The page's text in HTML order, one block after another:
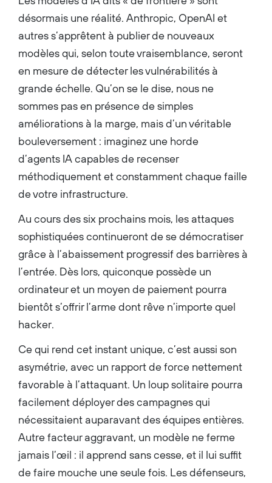
that, Mr. Arora spent ten
years at Google, Inc. as a
senior executive, where he
was senior vice president and
chief business officer,
president of global sales
operations and business
development, and president of
Europe, the Middle East and
Africa. His career also
includes serving as chief
marketing officer for the T-
Mobile International Division
of Deutsche Telekom AG, and
chief executive officer and
founder of T-Motion PLC,
which merged with T-Mobile
International in 2002. Nikesh
Arora serves on the board of
Uber Technologies, Inc., and
as a non-executive director of
Compagnie Financière
goods holding company.
Previously, he served on the
boards of SoftBank Group
Corp., Airtel, Aviva, Sprint
Corp., Colgate-Palmolive Inc.,
Tipping Point and Yahoo!
Japan, among others. He holds
an M.B.A. in business
administration from
Northeastern University, an
M.S. in finance from Boston
Banaras Hindu University. He
has received numerous awards
for leadership and influence
Alto Networks including
Workplaces (2023, 2022,
Executives “Most influential”,
Best CEOs for Women, with a
score of 100 on the Disability
Equality Index (2023, 2022),
and HRC Best Places for
LGBTQ+ Equality (2022)....
désormais une réalité. Anthropic, OpenAI et
autres s’apprêtent à publier de nouveaux
modèles qui, selon toute vraisemblance, seront
en mesure de détecter les vulnérabilités à
grande échelle. Qu’on se le dise, nous ne
sommes pas en présence de simples
améliorations à la marge, mais d’un véritable
bouleversement : imaginez une horde
d’agents IA capables de recenser
méthodiquement et constamment chaque faille
de votre infrastructure.
Au cours des six prochains mois, les attaques
sophistiquées continueront de se démocratiser
grâce à l’abaissement progressif des barrières à
l’entrée. Dès lors, quiconque possède un
ordinateur et un moyen de paiement pourra
bientôt s’offrir l’arme dont rêve n’importe quel
hacker.
Ce qui rend cet instant unique, c’est aussi son
asymétrie, avec un rapport de force nettement
favorable à l’attaquant. Un loup solitaire pourra
facilement déployer des campagnes qui
nécessitaient auparavant des équipes entières.
Autre facteur aggravant, un modèle ne ferme
jamais l’œil : il apprend sans cesse, et il lui suffit
de faire mouche une seule fois. Les défenseurs,